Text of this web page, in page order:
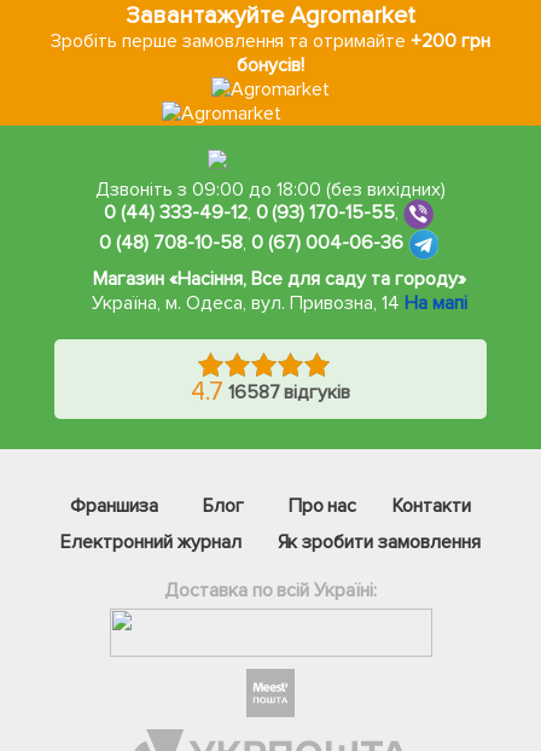
Завантажуйте Agromarket
Зробіть перше замовлення та отримайте+200 грн
бонусів!
Дзвоніть з 09:00 до 18:00 (без вихідних)
0 (44) 333-49-12, 0 (93) 170-15-55,
0 (48) 708-10-58, 0 (67) 004-06-36
Магазин «Насіння, Все для саду та городу»
Україна, м. Одеса,вул. Привозна, 14 На мапі
4.7 16587 відгуків
Франшиза Блог Про нас
Контакти
Електронний журнал
Як зробити замовлення
Доставка по всій Україні: